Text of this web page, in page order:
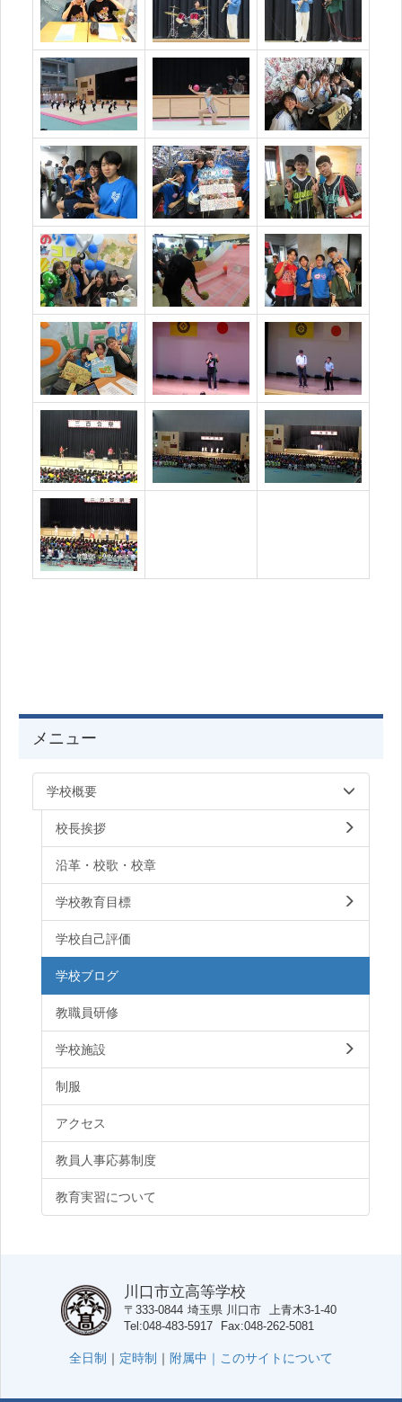
メニュー
学校概要
校長挨拶
沿革・校歌・校章
学校教育目標
学校自己評価
学校ブログ
教職員研修
学校施設
制服
アクセス
教員人事応募制度
教育実習について
川口市立高等学校
〒333-0844 埼玉県 川口市 上青木3-1-40
Tel 048-483-5917 Fax 048-262-5081
全日制 ｜ 定時制 ｜ 附属中｜ このサイトについて